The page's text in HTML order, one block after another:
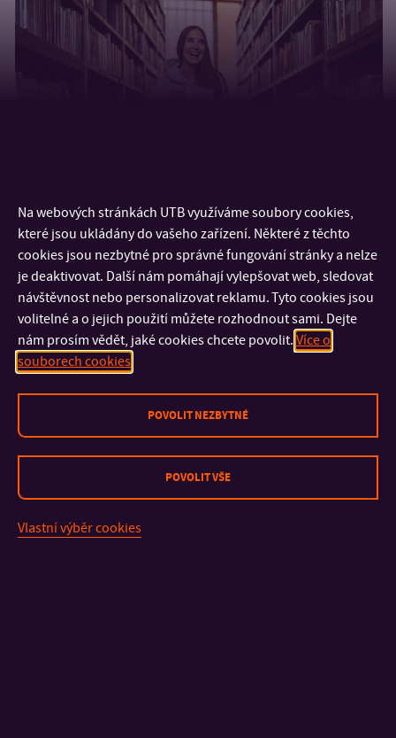
KONTAKT
FAKULTY A SOUČÁSTI
Na webových stránkách UTB využíváme soubory cookies,
které jsou ukládány do vašeho zařízení. Některé z těchto
cookies jsou nezbytné pro správné fungování stránky a nelze
je deaktivovat. Další nám pomáhají vylepšovat web, sledovat
návštěvnost nebo personalizovat reklamu. Tyto cookies jsou
volitelné a o jejich použití můžete rozhodnout sami. Dejte
nám prosím vědět, jaké cookies chcete povolit. Více o
souborech cookies
POVOLIT NEZBYTNÉ
POVOLIT VŠE
Vlastní výběr cookies